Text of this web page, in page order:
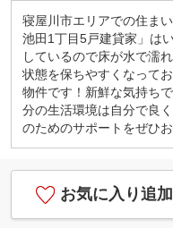
寝屋川市エリアでの住ま
池田1丁目5戸建貸家」は
しているので床が水で濡
状態を保ちやすくなって
物件です！新鮮な気持ち
分の生活環境は自分で良
のためのサポートをぜひ
お気に入り追加